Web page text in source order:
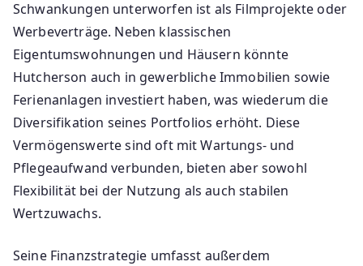
Schwankungen unterworfen ist als Filmprojekte oder
Werbeverträge. Neben klassischen
Eigentumswohnungen und Häusern könnte
Hutcherson auch in gewerbliche Immobilien sowie
Ferienanlagen investiert haben, was wiederum die
Diversifikation seines Portfolios erhöht. Diese
Vermögenswerte sind oft mit Wartungs- und
Pflegeaufwand verbunden, bieten aber sowohl
Flexibilität bei der Nutzung als auch stabilen
Wertzuwachs.
Seine Finanzstrategie umfasst außerdem